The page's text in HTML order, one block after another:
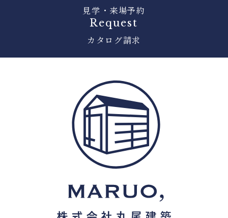
見学・来場予約
Request
カタログ請求